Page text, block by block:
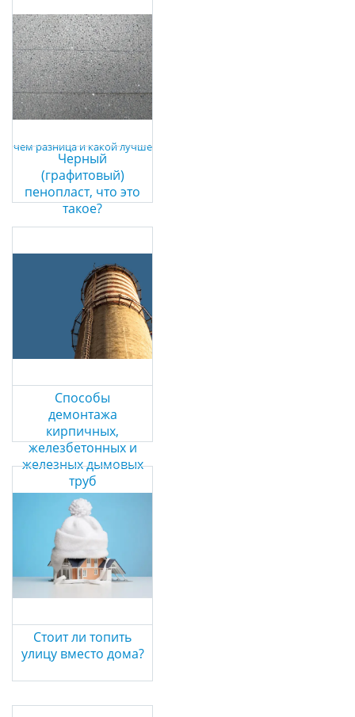
Черный
(графитовый)
пенопласт, что это
такое?
Способы
демонтажа
кирпичных,
железбетонных и
железных дымовых
труб
Стоит ли топить
улицу вместо дома?